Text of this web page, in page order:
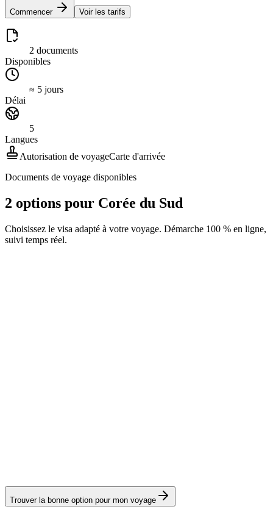
Commencer Voir les tarifs
2 documents
Disponibles
≈ 5 jours
Délai
5
Langues
Autorisation de voyageCarte d'arrivée
Documents de voyage disponibles
2 options pour Corée du Sud
Choisissez le visa adapté à votre voyage. Démarche 100 % en ligne,
suivi temps réel.
Trouver la bonne option pour mon voyage